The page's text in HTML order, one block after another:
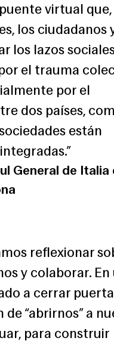
virtual que,
los ciudadanos
los lazos
el trauma
por el
dos países,
están
General de Italia
reflexionar
y colaborar. En
a cerrar
“abrirnos” a
para construir